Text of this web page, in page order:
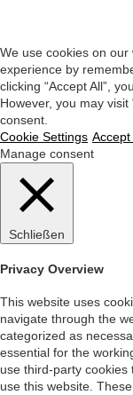
We use cookies on
experience by
clicking “Accept All”,
However, you may
consent.
Cookie Settings Accept
Manage consent
Schließen
Privacy Overview
This website uses
navigate through the
categorized as
essential for the
use third-party
use this website.